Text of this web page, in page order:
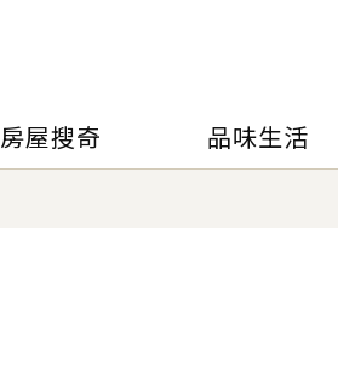
房屋搜奇 品味生活